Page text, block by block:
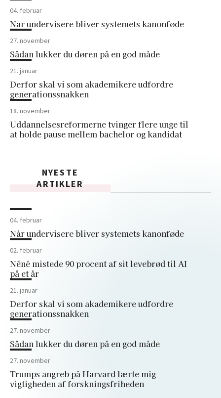
04. februar
Når undervisere bliver systemets kanonføde
27. november
Sådan lukker du døren på en god måde
21. januar
Derfor skal vi som akademikere udfordre
generationssnakken
18. november
Uddannelsesreformerne tvinger flere unge til
at holde pause mellem bachelor og kandidat
NYESTE
ARTIKLER
04. februar
Når undervisere bliver systemets kanonføde
02. februar
Néné mistede 90 procent af sit levebrød til AI
på et år
21. januar
Derfor skal vi som akademikere udfordre
generationssnakken
27. november
Sådan lukker du døren på en god måde
27. november
Trumps angreb på Harvard lærte mig
vigtigheden af forskningsfriheden